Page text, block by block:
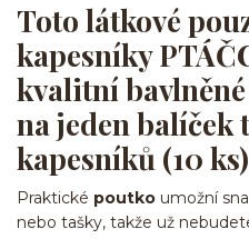
Toto látkové
kapesníky
kvalitní
najeden balíček
kapesníků (10 ks)
Praktické poutko umožní
nebo tašky, takže už